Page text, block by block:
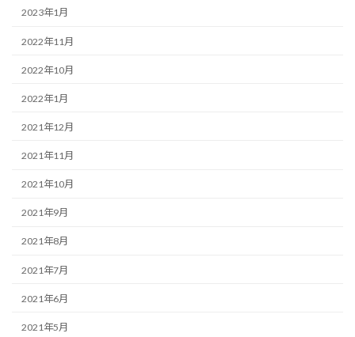
2023年1月
2022年11月
2022年10月
2022年1月
2021年12月
2021年11月
2021年10月
2021年9月
2021年8月
2021年7月
2021年6月
2021年5月